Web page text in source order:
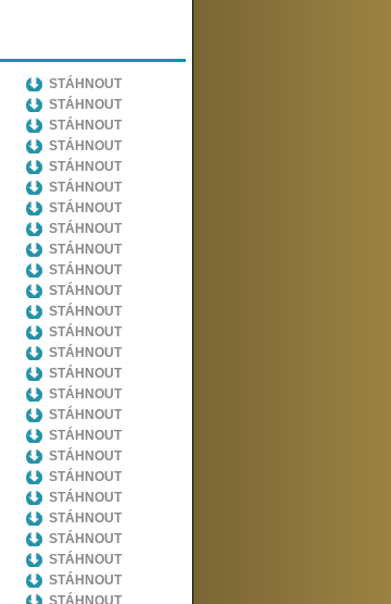
STÁHNOUT
STÁHNOUT
STÁHNOUT
STÁHNOUT
STÁHNOUT
STÁHNOUT
STÁHNOUT
STÁHNOUT
STÁHNOUT
STÁHNOUT
STÁHNOUT
STÁHNOUT
STÁHNOUT
STÁHNOUT
STÁHNOUT
STÁHNOUT
STÁHNOUT
STÁHNOUT
STÁHNOUT
STÁHNOUT
STÁHNOUT
STÁHNOUT
STÁHNOUT
STÁHNOUT
STÁHNOUT
STÁHNOUT